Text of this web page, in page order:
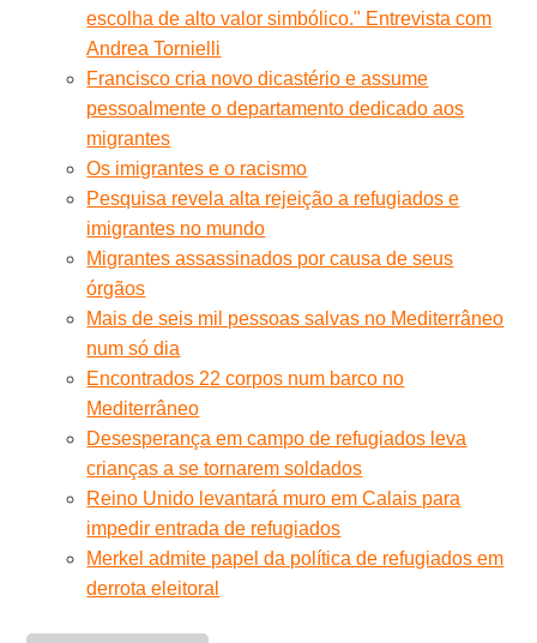
escolha de alto valor simbólico." Entrevista com
Andrea Tornielli
Francisco cria novo dicastério e assume
pessoalmente o departamento dedicado aos
migrantes
Os imigrantes e o racismo
Pesquisa revela alta rejeição a refugiados e
imigrantes no mundo
Migrantes assassinados por causa de seus
órgãos
Mais de seis mil pessoas salvas no Mediterrâneo
num só dia
Encontrados 22 corpos num barco no
Mediterrâneo
Desesperança em campo de refugiados leva
crianças a se tornarem soldados
Reino Unido levantará muro em Calais para
impedir entrada de refugiados
Merkel admite papel da política de refugiados em
derrota eleitoral